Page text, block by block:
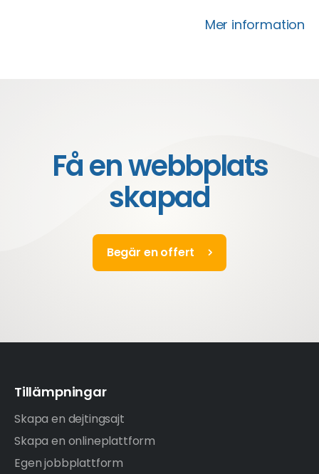
Mer information
Få en webbplats
skapad
Begär en offert
Tillämpningar
Skapa en dejtingsajt
Skapa en onlineplattform
Egen jobbplattform